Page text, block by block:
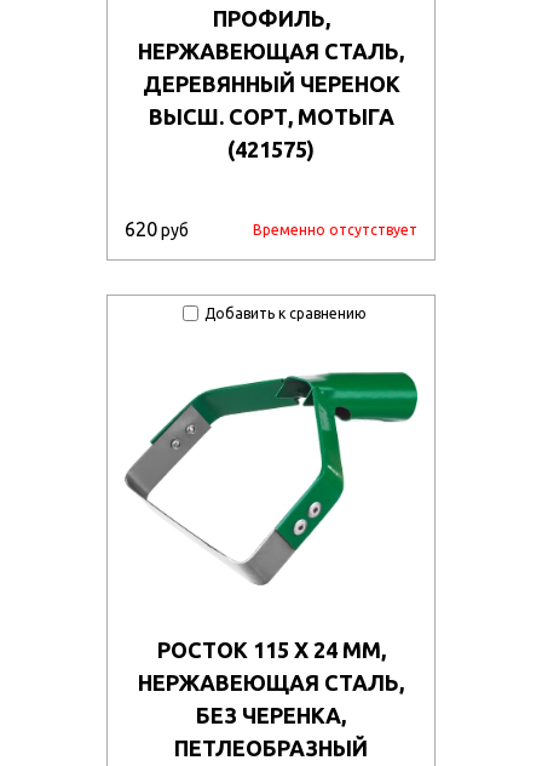
ПРОФИЛЬ,
НЕРЖАВЕЮЩАЯ СТАЛЬ,
ДЕРЕВЯННЫЙ ЧЕРЕНОК
ВЫСШ. СОРТ, МОТЫГА
(421575)
620руб Временно отсутствует
Добавить к сравнению
РОСТОК 115 Х 24 ММ,
НЕРЖАВЕЮЩАЯ СТАЛЬ,
БЕЗ ЧЕРЕНКА,
ПЕТЛЕОБРАЗНЫЙ